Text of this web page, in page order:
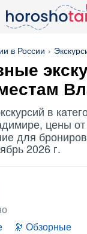
в России
в
цены
для
2026 г.
Обзорные